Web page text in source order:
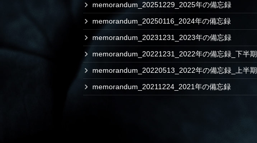
memorandum_20251229_2025年の備忘録
memorandum_20250116_2024年の備忘録
memorandum_20231231_2023年の備忘録
memorandum_20221231_2022年の備忘録_下半期
memorandum_20220513_2022年の備忘録_上半期
memorandum_20211224_2021年の備忘録